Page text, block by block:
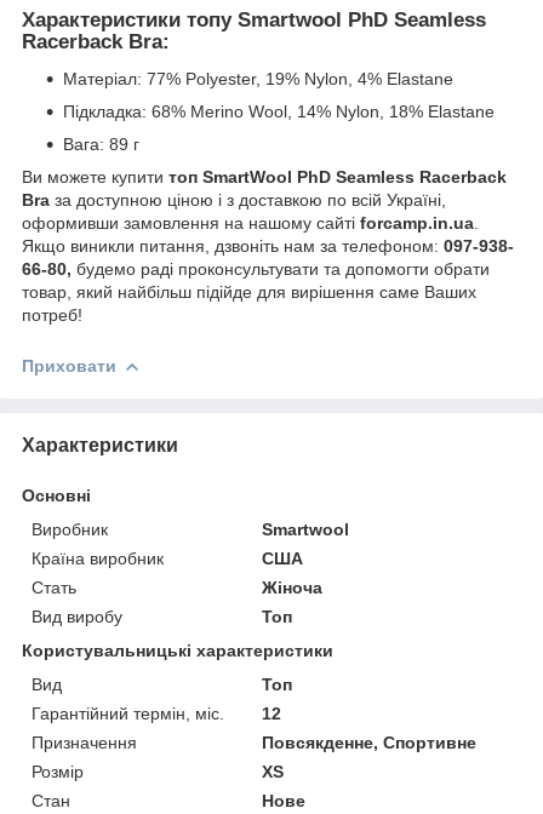
Характеристики топу Smartwool PhD Seamless
Racerback Bra:
Матеріал: 77% Polyester, 19% Nylon, 4% Elastane
Підкладка: 68% Merino Wool, 14% Nylon, 18% Elastane
Вага: 89 г
Ви можете купити топ SmartWool PhD Seamless Racerback
Bra за доступною ціною і з доставкою по всій Україні,
оформивши замовлення на нашому сайті forcamp.in.ua
Якщо виникли питання, дзвоніть нам за телефоном: 097-938-
66-80, будемо раді проконсультувати та допомогти обрати
товар, який найбільш підійде для вирішення саме Ваших
потреб!
Приховати
Характеристики
Основні
Виробник
Smartwool
Країна виробник
США
Стать
Жіноча
Вид виробу
Топ
Користувальницькі характеристики
Вид
Топ
Гарантійний термін, міс.
12
Призначення
Повсякденне, Спортивне
Розмір
XS
Стан
Нове